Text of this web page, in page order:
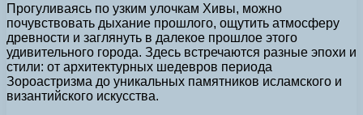
Прогуливаясь по узким улочкам Хивы, можно
почувствовать дыхание прошлого, ощутить атмосферу
древности и заглянуть в далекое прошлое этого
удивительного города. Здесь встречаются разные эпохи и
стили: от архитектурных шедевров периода
Зороастризма до уникальных памятников исламского и
византийского искусства.